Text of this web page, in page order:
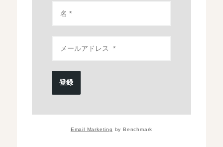
登録
Email Marketing by Benchmark